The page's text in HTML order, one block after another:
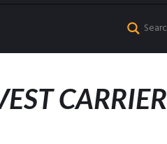
CARRIER